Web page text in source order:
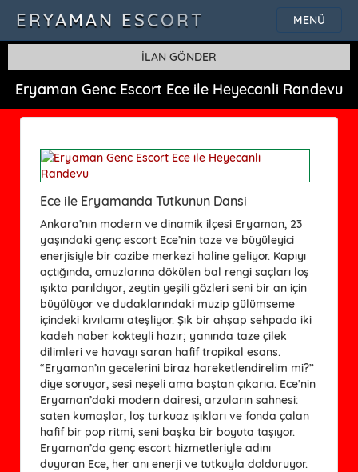
MENÜ
ERYAMAN ESCORT
İLAN GÖNDER
Eryaman Genc Escort Ece ile Heyecanli Randevu
Ece ile Eryamanda Tutkunun Dansi
Ankara’nın modern ve dinamik ilçesi Eryaman, 23
yaşındaki genç escort Ece’nin taze ve büyüleyici
enerjisiyle bir cazibe merkezi haline geliyor. Kapıyı
açtığında, omuzlarına dökülen bal rengi saçları loş
ışıkta parıldıyor, zeytin yeşili gözleri seni bir an için
büyülüyor ve dudaklarındaki muzip gülümseme
içindeki kıvılcımı ateşliyor. Şık bir ahşap sehpada iki
kadeh naber kokteyli hazır; yanında taze çilek
dilimleri ve havayı saran hafif tropikal esans.
“Eryaman’ın gecelerini biraz hareketlendirelim mi?”
diye soruyor, sesi neşeli ama baştan çıkarıcı. Ece’nin
Eryaman’daki modern dairesi, arzuların sahnesi:
saten kumaşlar, loş turkuaz ışıkları ve fonda çalan
hafif bir pop ritmi, seni başka bir boyuta taşıyor.
Eryaman’da genç escort hizmetleriyle adını
duyuran Ece, her anı enerji ve tutkuyla dolduruyor.